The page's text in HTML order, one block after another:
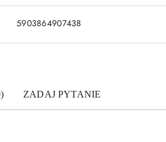
5903864907438
ZADAJ PYTANIE